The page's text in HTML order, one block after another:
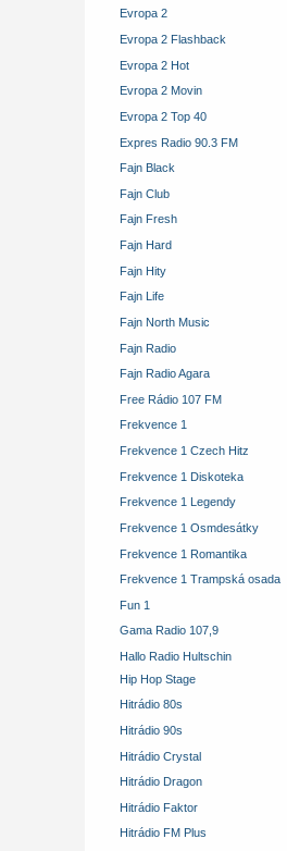
Evropa 2
Evropa 2 Flashback
Evropa 2 Hot
Evropa 2 Movin
Evropa 2 Top 40
Expres Radio 90.3 FM
Fajn Black
Fajn Club
Fajn Fresh
Fajn Hard
Fajn Hity
Fajn Life
Fajn North Music
Fajn Radio
Fajn Radio Agara
Free Rádio 107 FM
Frekvence 1
Frekvence 1 Czech Hitz
Frekvence 1 Diskoteka
Frekvence 1 Legendy
Frekvence 1 Osmdesátky
Frekvence 1 Romantika
Frekvence 1 Trampská osada
Fun 1
Gama Radio 107,9
Hallo Radio Hultschin
Hip Hop Stage
Hitrádio 80s
Hitrádio 90s
Hitrádio Crystal
Hitrádio Dragon
Hitrádio Faktor
Hitrádio FM Plus